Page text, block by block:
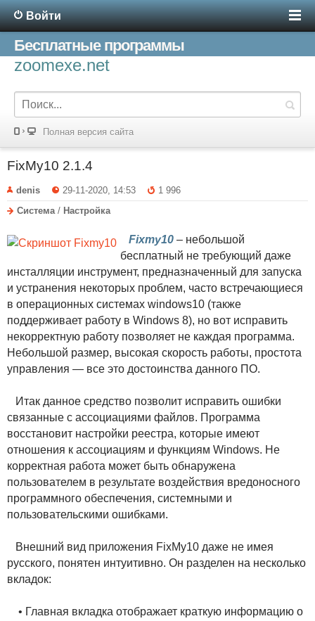
Войти
Бесплатные программы
zoomexe.net
Полная версия сайта
FixMy10 2.1.4
denis 29-11-2020, 14:53
1 996
Система / Настройка
Fixmy10 – небольшой
бесплатный не требующий даже
инсталляции инструмент, предназначенный для запуска
и устранения некоторых проблем, часто встречающиеся
в операционных системах windows10 (также
поддерживает работу в Windows 8), но вот исправить
некорректную работу позволяет не каждая программа.
Небольшой размер, высокая скорость работы, простота
управления — все это достоинства данного ПО.
Итак данное средство позволит исправить ошибки
связанные с ассоциациями файлов. Программа
восстановит настройки реестра, которые имеют
отношения к ассоциациям и функциям Windows. Не
корректная работа может быть обнаружена
пользователем в результате воздействия вредоносного
программного обеспечения, системными и
пользовательскими ошибками.
Внешний вид приложения FixMy10 даже не имея
русского, понятен интуитивно. Он разделен на несколько
вкладок:
• Главная вкладка отображает краткую информацию о